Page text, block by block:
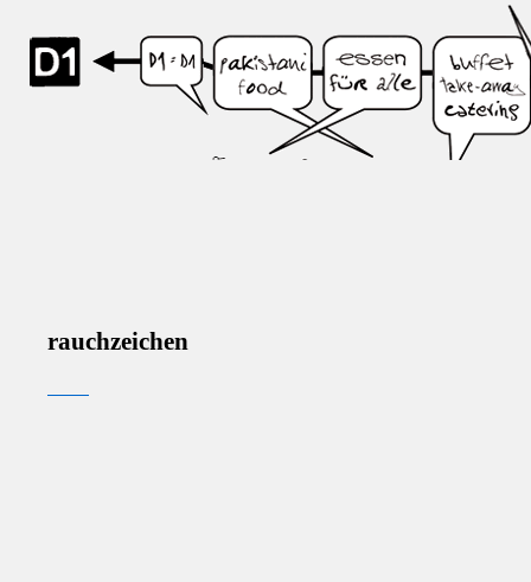
rauchzeichen